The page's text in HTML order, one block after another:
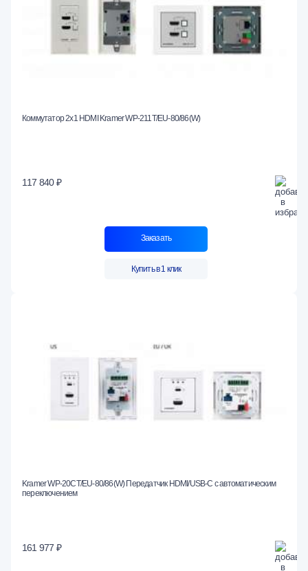
Коммутатор 2х1 HDMI Kramer WP-211T/EU-80/86(W)
117 840 ₽
Заказать
Купить в 1 клик
Kramer WP-20CT/EU-80/86(W) Передатчик HDMI/USB-C с автоматическим
переключением
161 977 ₽